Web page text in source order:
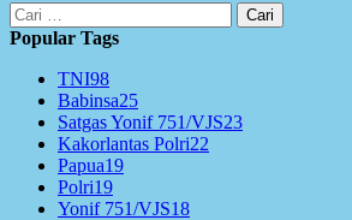
Cari
untuk:
Popular Tags
TNI98
Babinsa25
Satgas Yonif 751/VJS23
Kakorlantas Polri22
Papua19
Polri19
Yonif 751/VJS18